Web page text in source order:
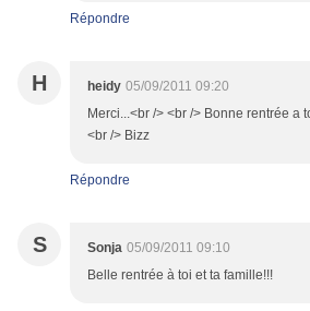
Répondre
H heidy 05/09/2011 09:20
Merci...<br /> <br /> Bonne rentrée a
<br /> Bizz
Répondre
S Sonja 05/09/2011 09:10
Belle rentrée à toi et ta famille!!!